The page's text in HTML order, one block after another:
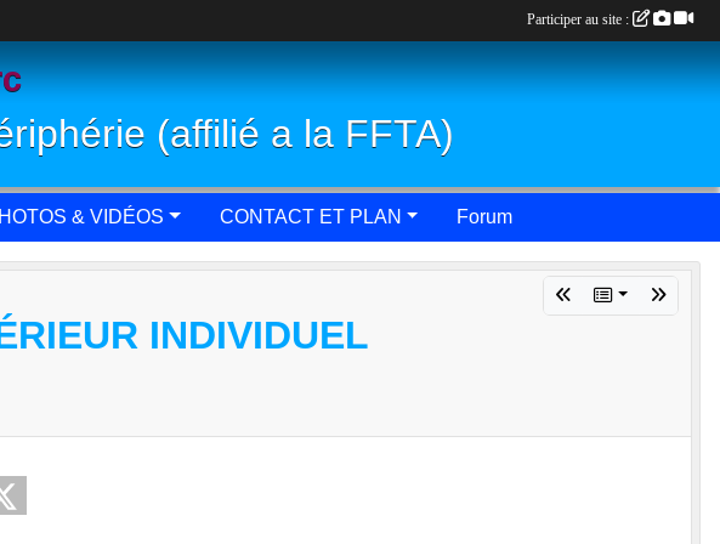
(affilié a la FFTA)
& VIDÉOS CONTACT ET PLAN Forum
INDIVIDUEL
Participer au site :